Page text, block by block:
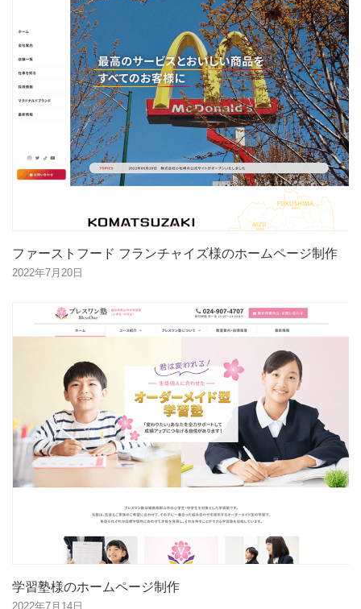
ファーストフード フランチャイズ様のホームページ制作
2022年7月20日
学習塾様のホームページ制作
2022年7月14日